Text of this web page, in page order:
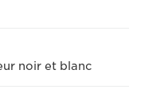
noir et blanc